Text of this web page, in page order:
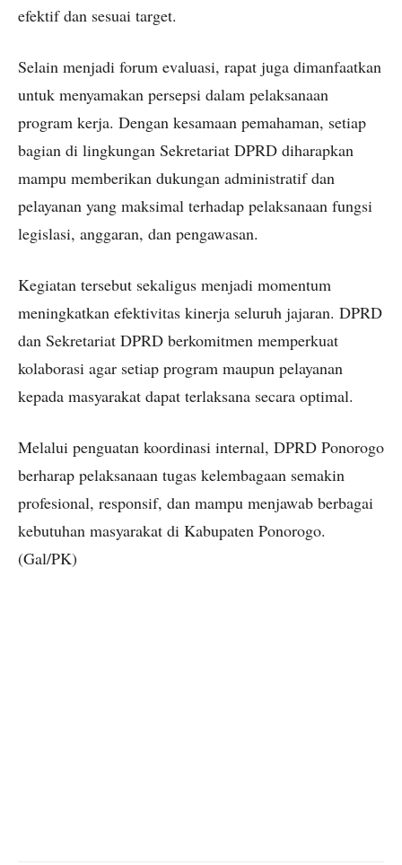
efektif dan sesuai target.
Selain menjadi forum evaluasi, rapat juga dimanfaatkan
untuk menyamakan persepsi dalam pelaksanaan
program kerja. Dengan kesamaan pemahaman, setiap
bagian di lingkungan Sekretariat DPRD diharapkan
mampu memberikan dukungan administratif dan
pelayanan yang maksimal terhadap pelaksanaan fungsi
legislasi, anggaran, dan pengawasan.
Kegiatan tersebut sekaligus menjadi momentum
meningkatkan efektivitas kinerja seluruh jajaran. DPRD
dan Sekretariat DPRD berkomitmen memperkuat
kolaborasi agar setiap program maupun pelayanan
kepada masyarakat dapat terlaksana secara optimal.
Melalui penguatan koordinasi internal, DPRD Ponorogo
berharap pelaksanaan tugas kelembagaan semakin
profesional, responsif, dan mampu menjawab berbagai
kebutuhan masyarakat di Kabupaten Ponorogo.
(Gal/PK)